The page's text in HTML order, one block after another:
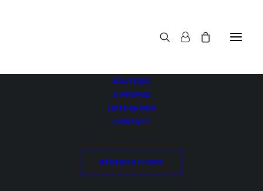
BOUTIQUE
A PROPOS
LISTE DE PRIX
CONTACT
RÉSERVATIONS